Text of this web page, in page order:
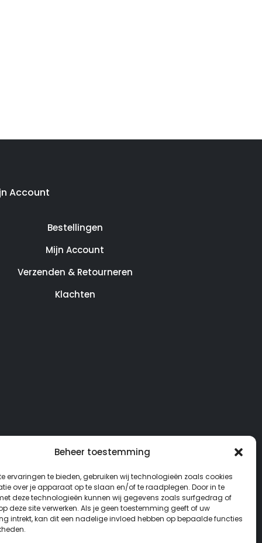
Beheer toestemming
ervaringen te bieden, gebruiken wij technologieën zoals cookies
over je apparaat op te slaan en/of te raadplegen. Door in te
deze technologieën kunnen wij gegevens zoals surfgedrag of
deze site verwerken. Als je geen toestemming geeft of uw
intrekt, kan dit een nadelige invloed hebben op bepaalde functies
Account
Bestellingen
Mijn Account
Verzenden & Retourneren
Klachten